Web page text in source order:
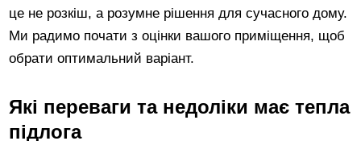
це не розкіш, а розумне рішення для сучасного дому.
Ми радимо почати з оцінки вашого приміщення, щоб
обрати оптимальний варіант.
Які переваги та недоліки має тепла
підлога